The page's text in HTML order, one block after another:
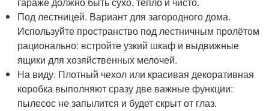
Под лестницей. Вариант для загородного дома.
Используйте пространство под лестничным пролётом
рационально: встройте узкий шкаф и выдвижные
ящики для хозяйственных мелочей.
На виду. Плотный чехол или красивая декоративная
коробка выполняют сразу две важные функции:
пылесос не запылится и будет скрыт от глаз.